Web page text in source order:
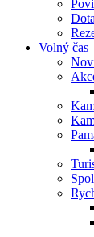
Volný čas